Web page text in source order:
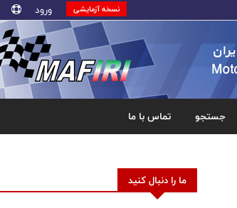
نسخه آزمایشی ورود
جستجو تماس با ما
ما را دنبال کنید